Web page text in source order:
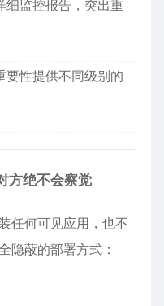
细监控报告，突出重
要性提供不同级别的
方绝不会察觉
任何可见应用，也不
隐蔽的部署方式：